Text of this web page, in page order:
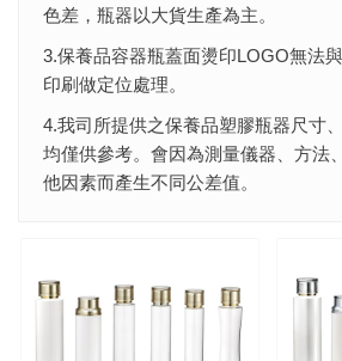
色差，瓶器以大貨生產為主。
3.保養品容器瓶蓋面燙印LOGO無法
印刷做定位處理。
4.我司所提供之保養品塑膠瓶器尺寸
均僅供參考。會因為測量儀器、方法
他因素而產生不同公差值。